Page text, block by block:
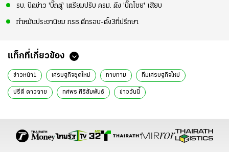
รบ. ปัดข่าว 'บิ๊กตู่' เตรียมปรับ ครม. ดึง 'บิ๊กโชย' เสียบ
ทำหมันประชานิยม กรธ.ตีกรอบ-ตั้ง3ที่ปรึกษา
แท็กที่เกี่ยวข้อง
ข่าวหน้า1 เศรษฐกิจชุดใหม่ ทาบทาม ทีมเศรษฐกิจใหม่
ปรีดี ดาวฉาย ทศพร ศิริสัมพันธ์ ข่าววันนี้